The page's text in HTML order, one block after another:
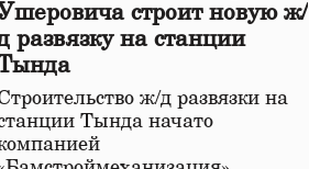
строит новую ж/
развязку на станции
ж/д развязки на
Тында начато